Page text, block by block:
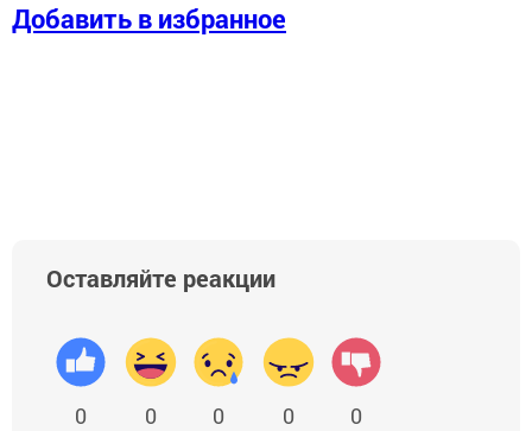
Добавить в избранное
Оставляйте реакции
0 0 0 0 0